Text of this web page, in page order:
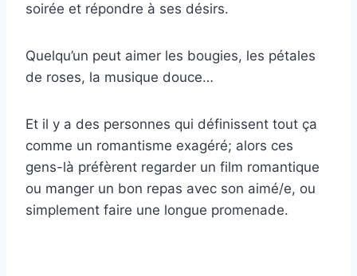
soirée et répondre à ses désirs.
Quelqu’un peut aimer les bougies, les pétales
de roses, la musique douce…
Et il y a des personnes qui définissent tout ça
comme un romantisme exagéré; alors ces
gens-là préfèrent regarder un film romantique
ou manger un bon repas avec son aimé/e, ou
simplement faire une longue promenade.